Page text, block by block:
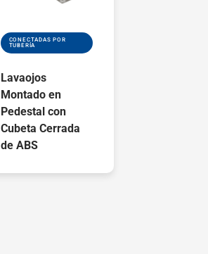
CONECTADAS POR
TUBERÍA
Lavaojos
Montado en
Pedestal con
Cubeta Cerrada
de ABS